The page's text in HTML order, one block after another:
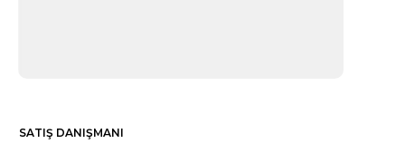
SATIŞ DANIŞMANI